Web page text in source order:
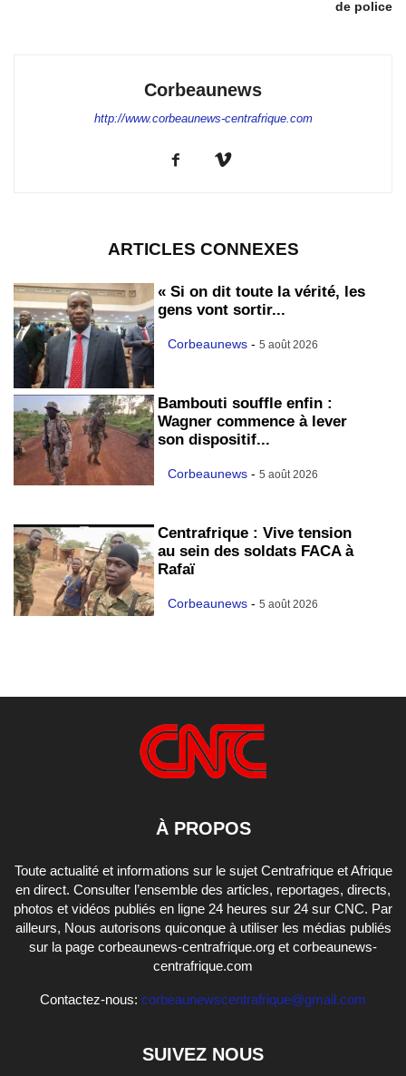
de police
Corbeaunews
http://www.corbeaunews-centrafrique.com
ARTICLES CONNEXES
« Si on dit toute la vérité, les
gens vont sortir...
Corbeaunews - 5 août 2026
Bambouti souffle enfin :
Wagner commence à lever
son dispositif...
Corbeaunews - 5 août 2026
Centrafrique : Vive tension
au sein des soldats FACA à
Rafaï
Corbeaunews - 5 août 2026
À PROPOS
Toute actualité et informations sur le sujet Centrafrique et Afrique
en direct. Consulter l’ensemble des articles, reportages, directs,
photos et vidéos publiés en ligne 24 heures sur 24 sur CNC. Par
ailleurs, Nous autorisons quiconque à utiliser les médias publiés
sur la page corbeaunews-centrafrique.org et corbeaunews-
centrafrique.com
Contactez-nous: corbeaunewscentrafrique@gmail.com
SUIVEZ NOUS